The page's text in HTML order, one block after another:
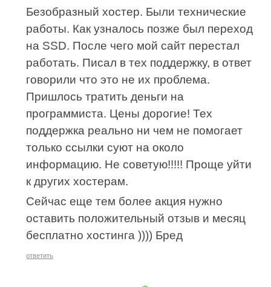
Безобразный хостер. Были технические
работы. Как узналось позже был переход
на SSD. После чего мой сайт перестал
работать. Писал в тех поддержку, в ответ
говорили что это не их проблема.
Пришлось тратить деньги на
программиста. Цены дорогие! Тех
поддержка реально ни чем не помогает
только ссылки суют на около
информацию. Не советую!!!!! Проще уйти
к других хостерам.
Сейчас еще тем более акция нужно
оставить положительный отзыв и месяц
бесплатно хостинга )))) Бред
ответить